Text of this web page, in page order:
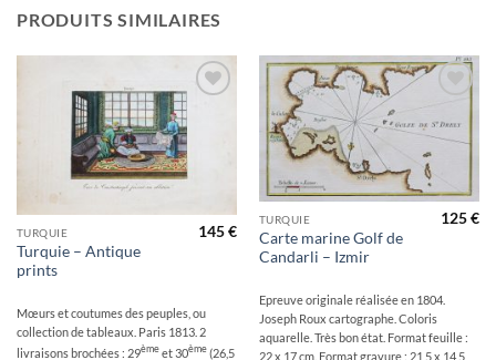
PRODUITS SIMILAIRES
Ajouter
wishlist
TURQUIE
Turquie – Antique
prints
145€
Mœurs et coutumes des peuples, ou
collection de tableaux. Paris 1813. 2
livraisons brochées : 29èmeet 30ème(26,5
à la
wishlist
TURQUIE
Carte marine Golf de
Candarli – Izmir
125€
Epreuve originale réalisée en 1804.
Joseph Roux cartographe. Coloris
aquarelle. Très bon état. Format feuille :
22 x 17 cm. Format gravure : 21,5 x 14,5